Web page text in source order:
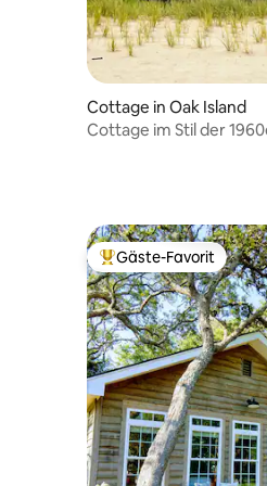
Cottage in Oak Island
Cottage im Stil der
Beliebter Gäste-Favorit.
Gäste-Favorit